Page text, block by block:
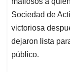
Sociedad de
victoriosa
dejaron lista
público.